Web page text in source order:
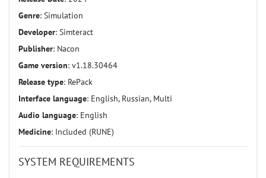
Genre: Simulation
Developer: Simteract
Publisher: Nacon
Game version: v1.18.30464
Release type: RePack
Interface language: English, Russian, Multi
Audio language: English
Medicine: Included (RUNE)
SYSTEM REQUIREMENTS